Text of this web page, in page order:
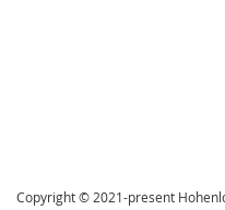
Copyright © 2021-present